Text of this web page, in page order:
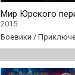
Мир Юрского
2015
Боевики /
Фантастика